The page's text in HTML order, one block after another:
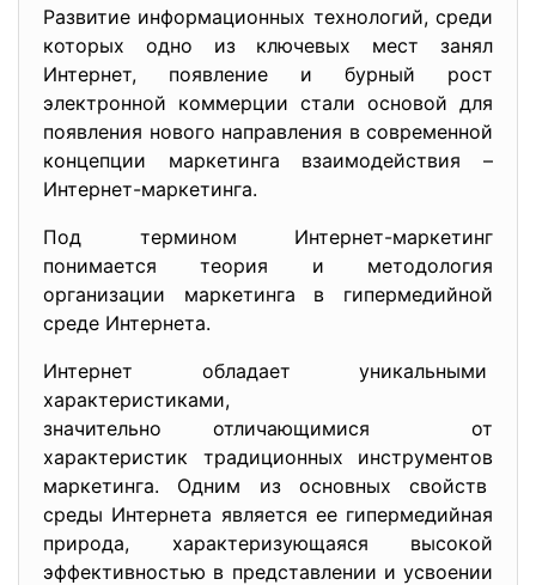
Развитие информационных технологий, среди
которых одно из ключевых мест занял
Интернет, появление и бурный рост
электронной коммерции стали основой для
появления нового направления в современной
концепции маркетинга взаимодействия –
Интернет-маркетинга.
Под термином Интернет-маркетинг
понимается теория и методология
организации маркетинга в гипермедийной
среде Интернета.
Интернет обладает уникальными
характеристиками,
значительно отличающимися от
характеристик традиционных инструментов
маркетинга. Одним из основных свойств
среды Интернета является ее гипермедийная
природа, характеризующаяся высокой
эффективностью в представлении и усвоении